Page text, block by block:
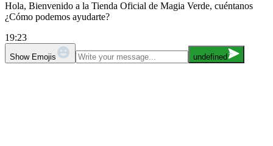
Hola, Bienvenido a la Tienda Oficial de Magia Verde, cuéntanos
¿Cómo podemos ayudarte?
19:23
Show Emojis undefined